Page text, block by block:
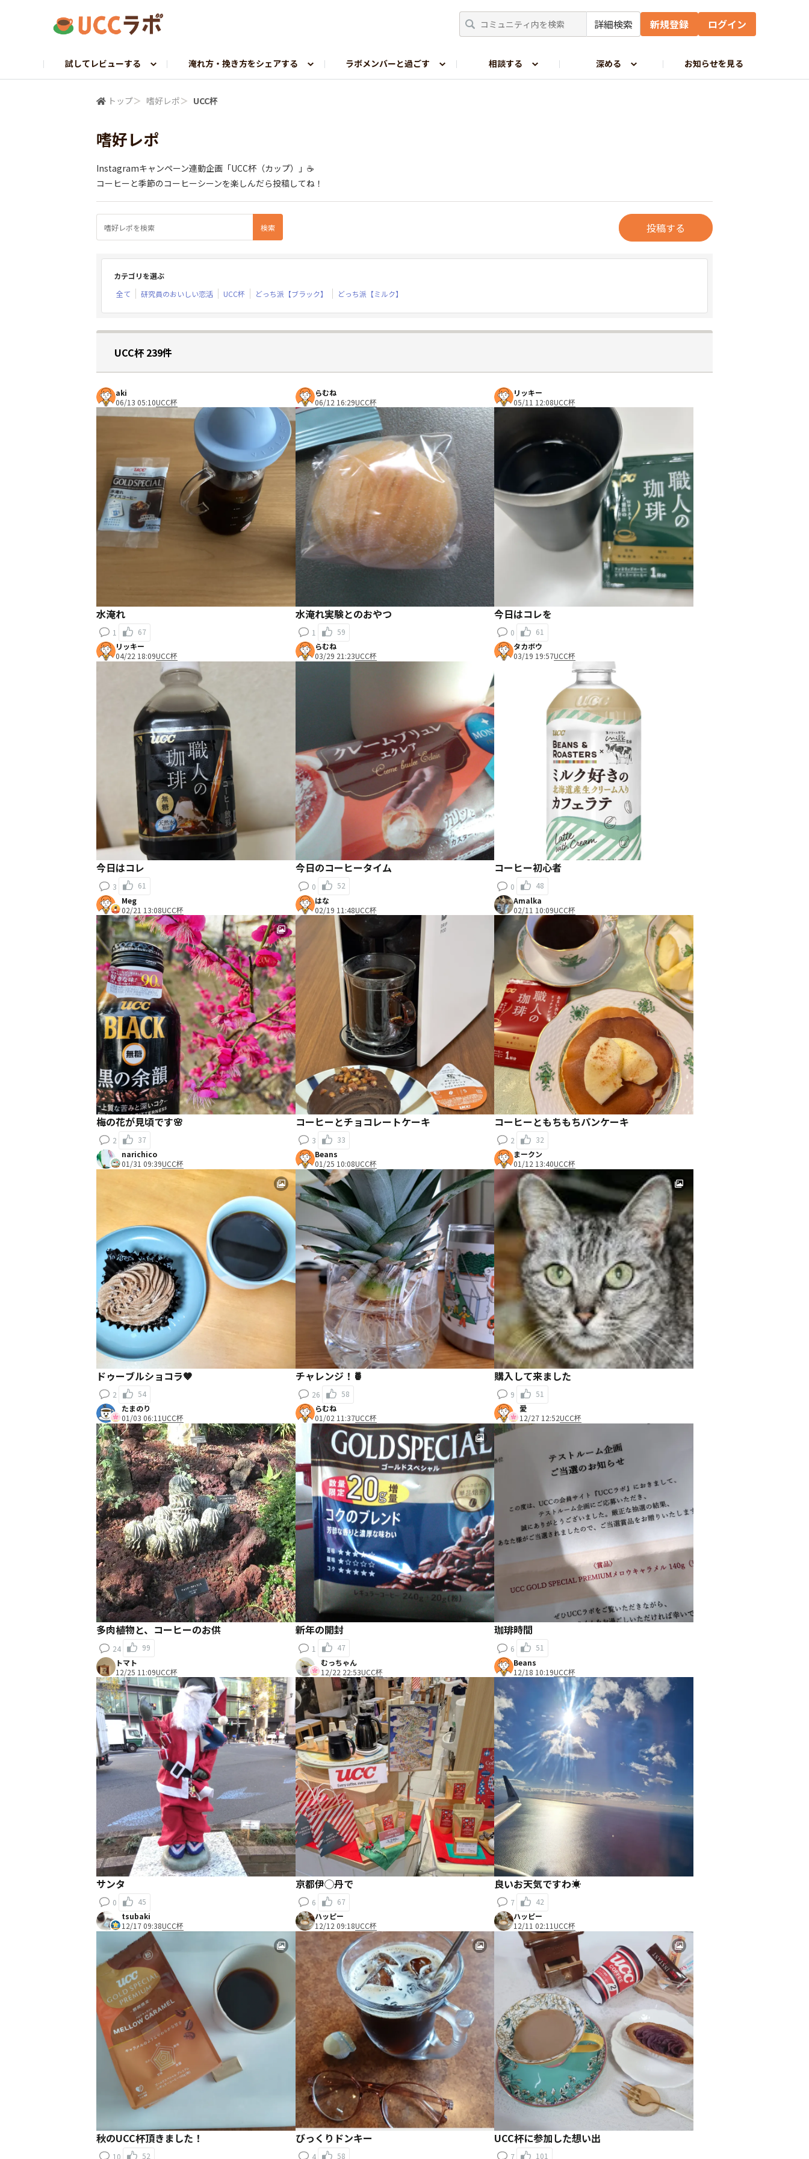
詳細検索 新規登録 ログイン
試してレビューする 淹れ方・挽き方をシェアする ラボメンバーと過ごす 相談する 深める お知らせを見る
トップ＞ 嗜好レポ＞ UCC杯
嗜好レポ
Instagramキャンペーン連動企画「UCC杯（カップ）」☕
コーヒーと季節のコーヒーシーンを楽しんだら投稿してね！
投稿する
カテゴリを選ぶ
全て
研究員のおいしい恋活 UCC杯 どっち派【ブラック】 どっち派【ミルク】
UCC杯 239件
aki
06/13 05:10UCC杯
水淹れ
1 67
らむね
06/12 16:29UCC杯
水淹れ実験とのおやつ
1 59
リッキー
05/11 12:08UCC杯
今日はコレを
0
61
リッキー
04/22 18:09UCC杯
今日はコレ
3 61
らむね
03/29 21:23UCC杯
今日のコーヒータイム
0 52
タカボウ
03/19 19:57UCC杯
コーヒー初心者
0
48
Meg
02/21 13:08UCC杯
梅の花が見頃です🌸
2 37
はな
02/19 11:48UCC杯
コーヒーとチョコレートケーキ
3 33
Amalka
02/11 10:09UCC杯
コーヒーともちもちパンケーキ
2
32
narichico
01/31 09:39UCC杯
ドゥーブルショコラ🤎
2 54
Beans
01/25 10:08UCC杯
チャレンジ！🍍
26 58
まークン
01/12 13:40UCC杯
購入して来ました
9
51
たまのり
01/03 06:11UCC杯
多肉植物と、コーヒーのお供
24 99
らむね
01/02 11:37UCC杯
新年の開封
1 47
愛
12/27 12:52UCC杯
珈琲時間
6
51
トマト
12/25 11:09UCC杯
サンタ
0 45
むっちゃん
12/22 22:53UCC杯
京都伊◯丹で
6 67
Beans
12/18 10:19UCC杯
良いお天気ですわ☀️
7
42
tsubaki
12/17 09:38UCC杯
秋のUCC杯頂きました！
10 52
ハッピー
12/12 09:18UCC杯
びっくりドンキー
4 58
ハッピー
12/11 02:11UCC杯
UCC杯に参加した想い出
7 101